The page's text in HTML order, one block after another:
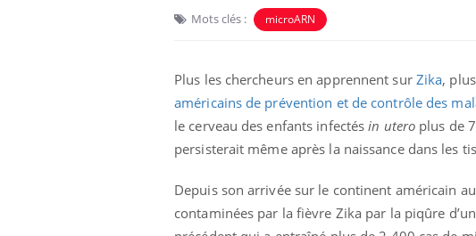
Mots clés : microARN
Plus les chercheurs en apprennent sur Zika,
américains de prévention et de contrôle des
le cerveau des enfants infectésin utero plus de
persisterait même après la naissance dans les
Depuis son arrivée sur le continent américain
contaminées par la fièvre Zika par la piqûre